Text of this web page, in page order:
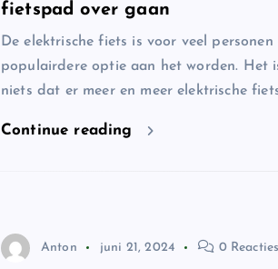
fietspad over gaan
De elektrische fiets is voor veel personen
populairdere optie aan het worden. Het
niets dat er meer en meer elektrische
Continue reading
Anton juni 21, 2024 0 Reacties